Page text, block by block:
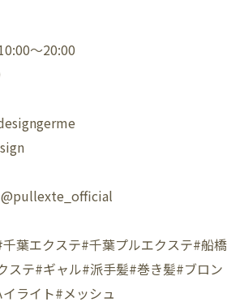
〜20:00
@pullexte_official
葉エクステ#千葉プルエクステ#船橋
ステ#ギャル#派手髪#巻き髪#ブロン
ライト#メッシュ